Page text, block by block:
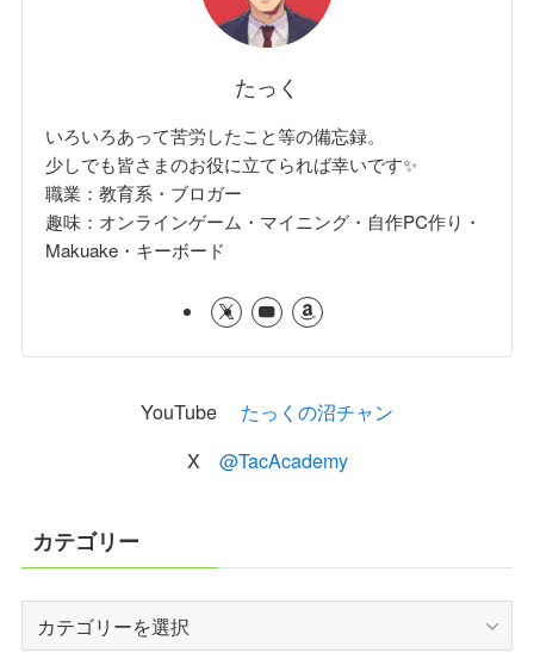
たっく
いろいろあって苦労したこと等の備忘録。
少しでも皆さまのお役に立てられば幸いです✨
職業：教育系・ブロガー
趣味：オンラインゲーム・マイニング・自作PC作り・
Makuake・キーボード
YouTube たっくの沼チャン
X @TacAcademy
カテゴリー
テ